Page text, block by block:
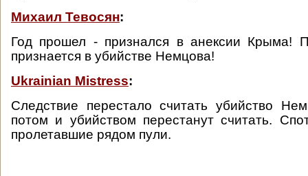
Михаил Тевосян:
Год прошел - признался в анексии Крыма!
признается в убийстве Немцова!
Ukrainian Mistress:
Следствие перестало считать убийство
потом и убийством перестанут считать.
пролетавшие рядом пули.